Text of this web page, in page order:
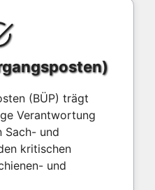
(BÜP) trägt
Verantwortung
Sach- und
kritischen
und